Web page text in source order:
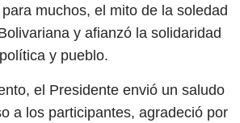
muchos, el mito de la soledad
y afianzó la solidaridad
y pueblo.
el Presidente envió un saludo
a los participantes, agradeció por